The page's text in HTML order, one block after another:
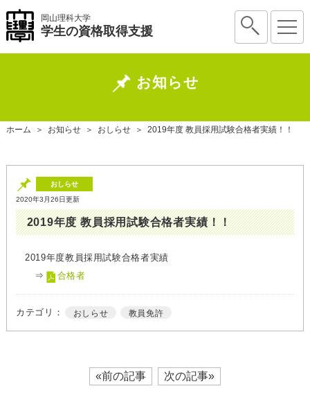
岡山理科大学
学生の資格取得支援
お知らせ
ホーム ＞ お知らせ ＞ おしらせ ＞ 2019年度 教員採用試験合格者実績！！
おしらせ
2020年3月26日更新
2019年度 教員採用試験合格者実績！！
2019年度教員採用試験合格者実績
⇒
合格者
カテゴリ： おしらせ 教員免許
«前の記事 次の記事»